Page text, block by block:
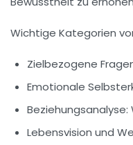
Wichtige Kategorien
Zielbezogene
Emotionale
Beziehungsanalyse:
Lebensvision und